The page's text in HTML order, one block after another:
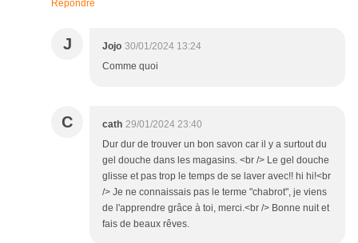
Répondre
J Jojo 30/01/2024 13:24
Comme quoi
C cath 29/01/2024 23:40
Dur dur de trouver un bon savon car il y a surtout du
gel douche dans les magasins. <br /> Le gel douche
glisse et pas trop le temps de se laver avec!! hi hi!<br
/> Je ne connaissais pas le terme "chabrot", je viens
de l'apprendre grâce à toi, merci.<br /> Bonne nuit et
fais de beaux rêves.